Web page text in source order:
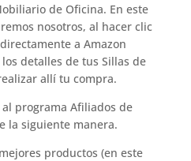
de Oficina. En este
nosotros, al hacer clic
a Amazon
detalles de tus Sillas de
allí tu compra.
al programa Afiliados de
la siguiente manera.
productos (en este